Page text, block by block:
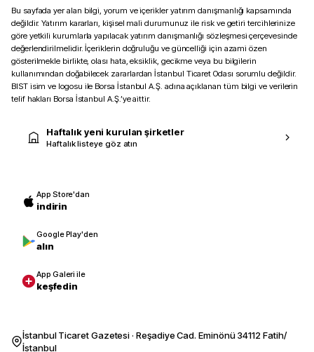
Bu sayfada yer alan bilgi, yorum ve içerikler yatırım danışmanlığı kapsamında
değildir. Yatırım kararları, kişisel mali durumunuz ile risk ve getiri tercihlerinize
göre yetkili kurumlarla yapılacak yatırım danışmanlığı sözleşmesi çerçevesinde
değerlendirilmelidir. İçeriklerin doğruluğu ve güncelliği için azami özen
gösterilmekle birlikte, olası hata, eksiklik, gecikme veya bu bilgilerin
kullanımından doğabilecek zararlardan İstanbul Ticaret Odası sorumlu değildir.
BIST isim ve logosu ile Borsa İstanbul A.Ş. adına açıklanan tüm bilgi ve verilerin
telif hakları Borsa İstanbul A.Ş.’ye aittir.
Haftalık yeni kurulan şirketler
Haftalık listeye göz atın
App Store'dan
indirin
Google Play'den
alın
App Galeri ile
keşfedin
İstanbul Ticaret Gazetesi · Reşadiye Cad. Eminönü 34112 Fatih/
İstanbul